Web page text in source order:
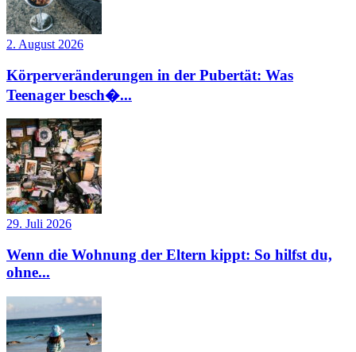
2. August 2026
Körperveränderungen in der Pubertät: Was
Teenager besch�...
29. Juli 2026
Wenn die Wohnung der Eltern kippt: So hilfst du,
ohne...